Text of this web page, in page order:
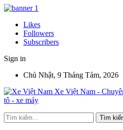
Likes
Followers
Subscribers
Sign in
Chủ Nhật, 9 Tháng Tám, 2026
Xe Việt Nam -
tô - xe máy